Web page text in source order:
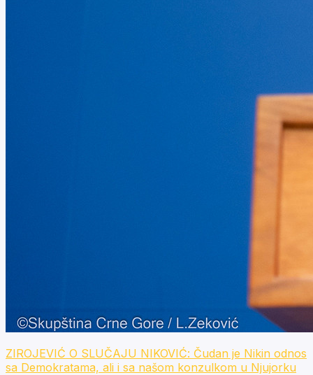
ZIROJEVIĆ O SLUČAJU NIKOVIĆ: Čudan je Nikin odnos
sa Demokratama, ali i sa našom konzulkom u Njujorku